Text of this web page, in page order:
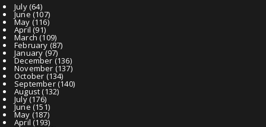
July(64)
June(107)
May (116)
April (91)
March (109)
February (87)
January(97)
December (136)
November (137)
October (134)
September(140)
August(132)
July(176)
June(151)
May (187)
April (193)